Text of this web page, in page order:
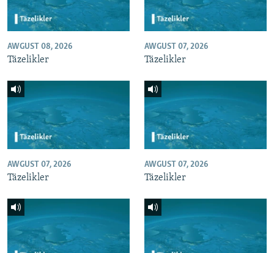
AWGUST 08, 2026
Täzelikler
AWGUST 07, 2026
Täzelikler
AWGUST 07, 2026
Täzelikler
AWGUST 07, 2026
Täzelikler